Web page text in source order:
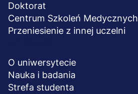
Doktorat
Centrum Szkoleń Medycznych
Przeniesienie z innej uczelni
O uniwersytecie
Nauka i badania
Strefa studenta